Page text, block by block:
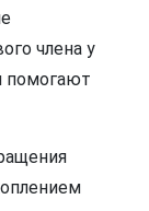
члена у
помогают